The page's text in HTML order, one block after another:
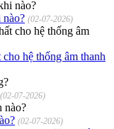
(02-07-2026)
hệ thống âm thanh
(02-07-2026)
(02-07-2026)